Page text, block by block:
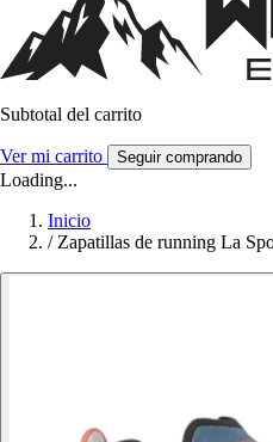
Subtotal del carrito
Ver mi carrito Seguir comprando
Loading...
Inicio
/ Zapatillas de running La